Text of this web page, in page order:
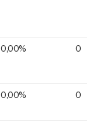
0,00% 0
0,00% 0